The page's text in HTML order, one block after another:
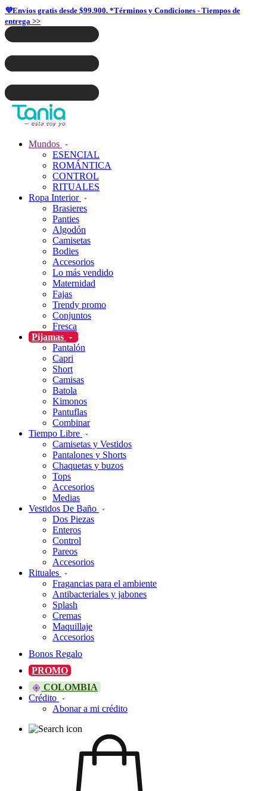
💜Envíos gratis desde $99.900. *Términos y Condiciones - Tiempos de
entrega >>
Mundos
ESENCIAL
ROMÁNTICA
CONTROL
RITUALES
Ropa Interior
Brasieres
Panties
Algodón
Camisetas
Bodies
Accesorios
Lo más vendido
Maternidad
Fajas
Trendy promo
Conjuntos
Fresca
Pijamas
Pantalón
Capri
Short
Camisas
Batola
Kimonos
Pantuflas
Combinar
Tiempo Libre
Camisetas y Vestidos
Pantalones y Shorts
Chaquetas y buzos
Tops
Accesorios
Medias
Vestidos De Baño
Dos Piezas
Enteros
Control
Pareos
Accesorios
Rituales
Fragancias para el ambiente
Antibacteriales y jabones
Splash
Cremas
Maquillaje
Accesorios
Bonos Regalo
PROMO
COLOMBIA
Crédito
Abonar a mi crédito